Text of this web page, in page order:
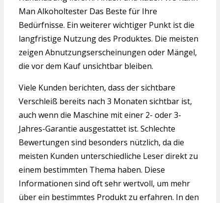
Man Alkoholtester Das Beste für Ihre
Bedürfnisse. Ein weiterer wichtiger Punkt ist die
langfristige Nutzung des Produktes. Die meisten
zeigen Abnutzungserscheinungen oder Mängel,
die vor dem Kauf unsichtbar bleiben.
Viele Kunden berichten, dass der sichtbare
Verschleiß bereits nach 3 Monaten sichtbar ist,
auch wenn die Maschine mit einer 2- oder 3-
Jahres-Garantie ausgestattet ist. Schlechte
Bewertungen sind besonders nützlich, da die
meisten Kunden unterschiedliche Leser direkt zu
einem bestimmten Thema haben. Diese
Informationen sind oft sehr wertvoll, um mehr
über ein bestimmtes Produkt zu erfahren. In den